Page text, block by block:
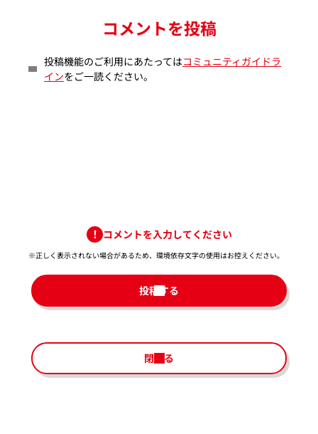
コメントを投稿
投稿機能のご利用にあたってはコミュニティガイドラ
インをご一読ください。
コメントを入力してください
※正しく表示されない場合があるため、環境依存文字の使用はお控えください。​
投稿する
閉じる